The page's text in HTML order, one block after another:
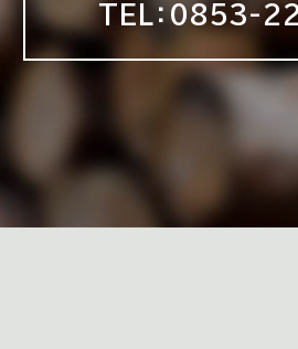
TEL：0853-